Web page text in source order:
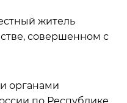
житель
совершенном с
органами